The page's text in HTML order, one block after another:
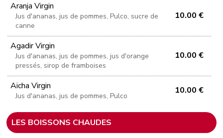
Aranja Virgin
Jus d'ananas, jus de pommes, Pulco, sucre de
canne
10.00 €
Agadir Virgin
Jus d'ananas, jus de pommes, jus d'orange
pressés, sirop de framboises
10.00 €
Aicha Virgin
Jus d'ananas, jus de pommes, Pulco
10.00 €
LES BOISSONS CHAUDES